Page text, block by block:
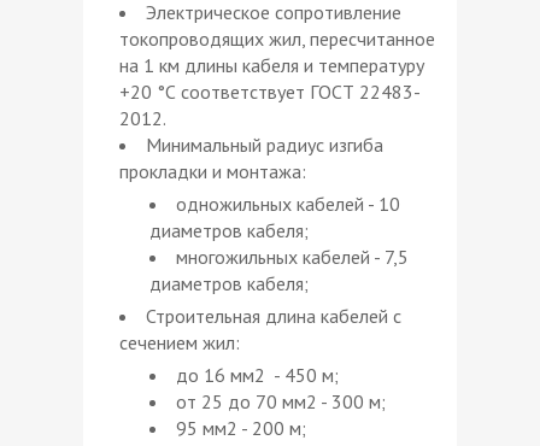
Электрическое сопротивление
токопроводящих жил, пересчитанное
на 1 км длины кабеля и температуру
+20 °С соответствует ГОСТ 22483-
2012.
Минимальный радиус изгиба
прокладки и монтажа:
одножильных кабелей - 10
диаметров кабеля;
многожильных кабелей - 7,5
диаметров кабеля;
Строительная длина кабелей с
сечением жил:
до 16 мм2 - 450 м;
от 25 до 70 мм2 - 300 м;
95 мм2 - 200 м;